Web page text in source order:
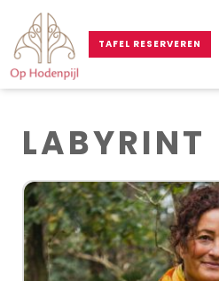
Skip to main content
TAFEL RESERVEREN
LABYRINT